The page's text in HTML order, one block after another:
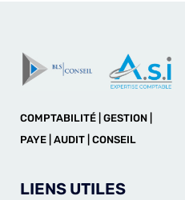
COMPTABILITÉ | GESTION |
PAYE | AUDIT | CONSEIL
LIENS UTILES